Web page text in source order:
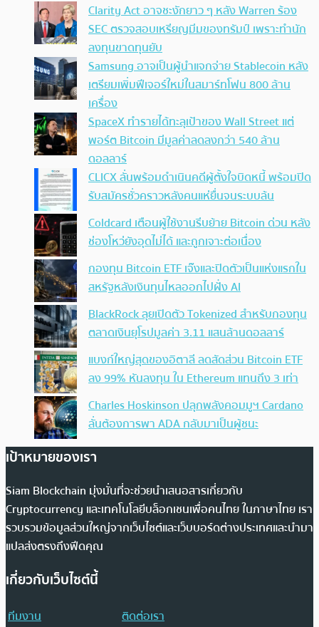
Clarity Act อาจชะงักยาว ๆ หลัง Warren ร้อง
SEC ตรวจสอบเหรียญมีมของทรัมป์ เพราะทำนัก
ลงทุนขาดทุนยับ
Samsung อาจเป็นผู้นำแจกจ่าย Stablecoin หลัง
เตรียมเพิ่มฟีเจอร์ใหม่ในสมาร์ทโฟน 800 ล้าน
เครื่อง
SpaceX ทำรายได้ทะลุเป้าของ Wall Street แต่
พอร์ต Bitcoin มีมูลค่าลดลงกว่า 540 ล้าน
ดอลลาร์
CLICX ลั่นพร้อมดำเนินคดีผู้ตั้งใจบิดหนี้ พร้อมปิด
รับสมัครชั่วคราวหลังคนแห่ยื่นจนระบบล้น
Coldcard เตือนผู้ใช้งานรีบย้าย Bitcoin ด่วน หลัง
ช่องโหว่ยังอุดไม่ได้ และถูกเจาะต่อเนื่อง
กองทุน Bitcoin ETF เจ๊งและปิดตัวเป็นแห่งแรกใน
สหรัฐหลังเงินทุนไหลออกไปฝั่ง AI
BlackRock ลุยเปิดตัว Tokenized สำหรับกองทุน
ตลาดเงินยุโรปมูลค่า 3.11 แสนล้านดอลลาร์
แบงก์ใหญ่สุดของอิตาลี ลดสัดส่วน Bitcoin ETF
ลง 99% หันลงทุน ใน Ethereum แทนถึง 3 เท่า
Charles Hoskinson ปลุกพลังคอมมูฯ Cardano
ลั่นต้องการพา ADA กลับมาเป็นผู้ชนะ
เป้าหมายของเรา
Siam Blockchain มุ่งมั่นที่จะช่วยนำเสนอสารเกี่ยวกับ
Cryptocurrency และเทคโนโลยีบล็อกเชนเพื่อคนไทย ในภาษาไทย เรา
รวบรวมข้อมูลส่วนใหญ่จากเว็บไซต์และเว็บบอร์ดต่างประเทศและนำมา
แปลส่งตรงถึงฟีดคุณ
เกี่ยวกับเว็บไซต์นี้
ทีมงาน
ติดต่อเรา